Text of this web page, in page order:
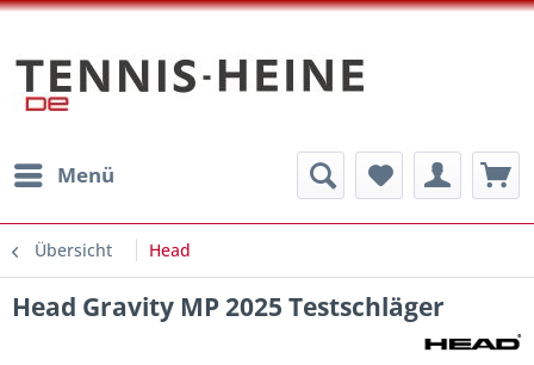
Menü
Übersicht Head
Head Gravity MP 2025 Testschläger